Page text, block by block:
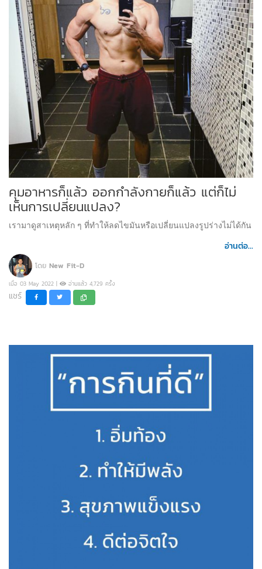
คุมอาหารก็แล้ว ออกกำลังกายก็แล้ว แต่ก็ไม่
เห็นการเปลี่ยนแปลง?
เรามาดูสาเหตุหลัก ๆ ที่ทำให้ลดไขมันหรือเปลี่ยนแปลงรูปร่างไม่ได้กัน
อ่านต่อ...
โดย New Fit-D
เมื่อ 03 May 2022 | อ่านแล้ว 4,729 ครั้ง
แชร์